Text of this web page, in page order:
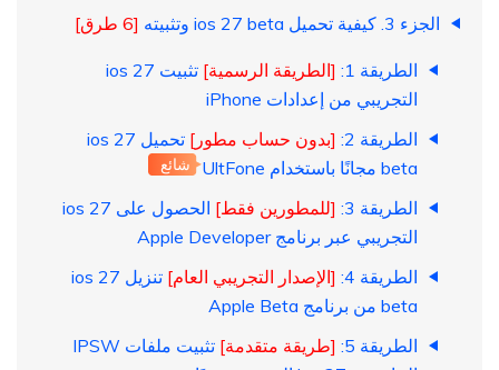
الجزء 3. كيفية تحميل ios 27 beta وتثبيته
[6 طرق]
الطريقة 1: [الطريقة الرسمية]
تثبيت ios 27
التجريبي من إعدادات iPhone
الطريقة 2:
[بدون حساب مطور]
تحميل ios 27
beta مجانًا باستخدام UltFone
شائع
الطريقة 3: [للمطورين فقط]
الحصول على ios 27
التجريبي عبر برنامج Apple Developer
الطريقة 4:
[الإصدار التجريبي العام]
تنزيل ios 27
beta من برنامج Apple Beta
الطريقة 5:
[طريقة متقدمة]
تثبيت ملفات IPSW